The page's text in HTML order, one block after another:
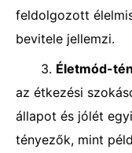
feldolgozott
bevitele jellemzi.
3. Életmód-
az étkezési
állapot és jólét
tényezők, mint